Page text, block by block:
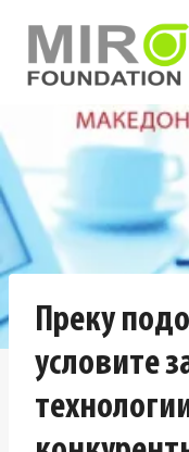
content
Преку
условите